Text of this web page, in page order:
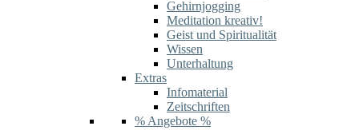
Gehirnjogging
Meditation kreativ!
Geist und Spiritualität
Wissen
Unterhaltung
Extras
Infomaterial
Zeitschriften
% Angebote %